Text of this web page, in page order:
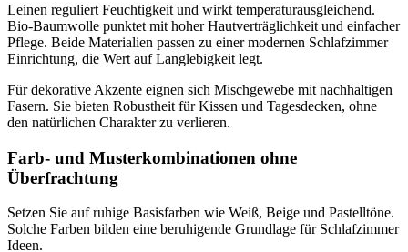
Leinen reguliert Feuchtigkeit und wirkt temperaturausgleichend.
Bio-Baumwolle punktet mit hoher Hautverträglichkeit und einfacher
Pflege. Beide Materialien passen zu einer modernen Schlafzimmer
Einrichtung, die Wert auf Langlebigkeit legt.
Für dekorative Akzente eignen sich Mischgewebe mit nachhaltigen
Fasern. Sie bieten Robustheit für Kissen und Tagesdecken, ohne
den natürlichen Charakter zu verlieren.
Farb- und Musterkombinationen ohne
Überfrachtung
Setzen Sie auf ruhige Basisfarben wie Weiß, Beige und Pastelltöne.
Solche Farben bilden eine beruhigende Grundlage für Schlafzimmer
Ideen.